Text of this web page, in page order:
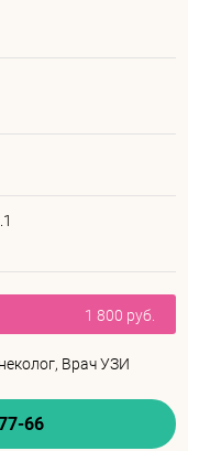
1 800 руб.
Врач УЗИ
66